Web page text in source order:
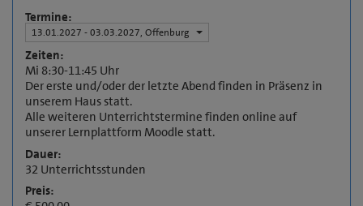
Termine:
13.01.2027 - 03.03.2027, Offenburg
Zeiten:
Mi 8:30-11:45 Uhr
Der erste und/oder der letzte Abend finden in Präsenz in
unserem Haus statt.
Alle weiteren Unterrichtstermine finden online auf
unserer Lernplattform Moodle statt.
Dauer:
32 Unterrichtsstunden
Preis: